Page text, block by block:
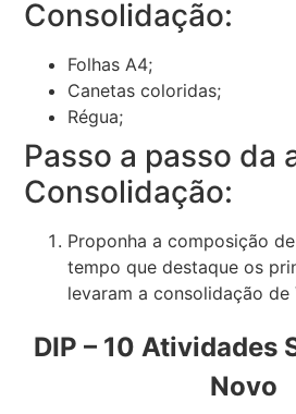
Consolidação:
Folhas A4;
Canetas coloridas;
Régua;
Passo a passo da
Consolidação:
Proponha a composição
tempo que destaque os
levaram a consolidação de
DIP – 10 Atividades
Novo